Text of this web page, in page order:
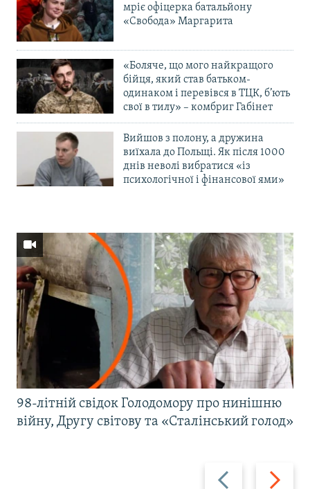
мріє офіцерка батальйону
«Свобода» Маргарита
«Боляче, що мого найкращого
бійця, який став батьком-
одинаком і перевівся в ТЦК, б’ють
свої в тилу» – комбриг Габінет
Вийшов з полону, а дружина
виїхала до Польщі. Як після 1000
днів неволі вибратися «із
психологічної і фінансової ями»
Назад Вперед
98-літній свідок Голодомору про нинішню
війну, Другу світову та «Сталінський голод»